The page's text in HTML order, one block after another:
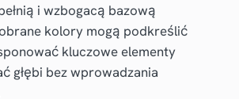
i wzbogacą bazową
kolory mogą podkreślić
kluczowe elementy
głębi bez wprowadzania